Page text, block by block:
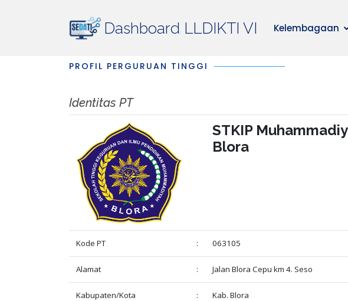
Dashboard LLDIKTI VI Kelembagaan
PROFIL PERGURUAN TINGGI
Identitas PT
STKIP
Blora
Kode PT : 063105
Alamat : Jalan Blora Cepu km 4. Seso
Kabupaten/Kota : Kab. Blora